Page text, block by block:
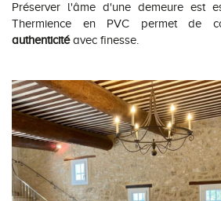
Préserver l'âme d'une demeure est
Thermience en PVC permet de
authenticitéavec finesse.